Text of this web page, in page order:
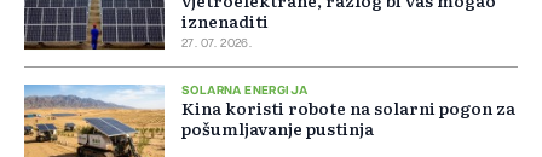
iznenaditi
27. 07. 2026.
SOLARNA ENERGIJA
Kina koristi robote na solarni pogon za
pošumljavanje pustinja